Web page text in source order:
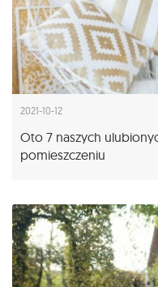
2021-10-12
Oto 7 naszych
pomieszczeniu